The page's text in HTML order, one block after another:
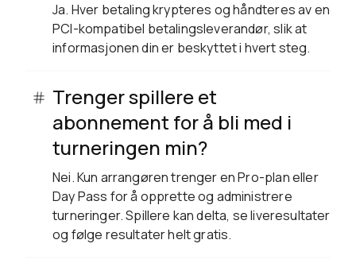
Ja. Hver betaling krypteres og håndteres av en
PCI-kompatibel betalingsleverandør, slik at
informasjonen din er beskyttet i hvert steg.
Trenger spillere et
abonnement for å bli med i
turneringen min?
Nei. Kun arrangøren trenger en Pro-plan eller
Day Pass for å opprette og administrere
turneringer. Spillere kan delta, se liveresultater
og følge resultater helt gratis.